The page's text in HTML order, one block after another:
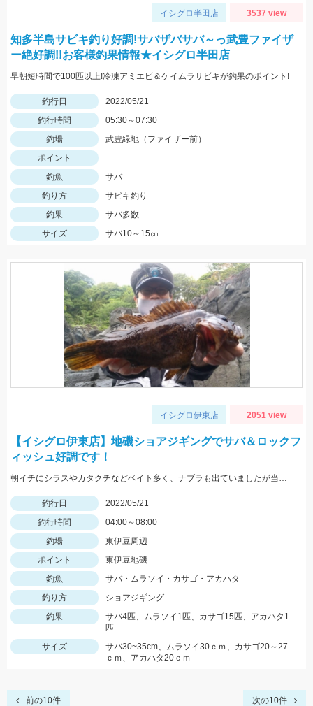
イシグロ半田店 3537 view
知多半島サビキ釣り好調!サバザバサバ～っ武豊ファイザ
ー絶好調!!お客様釣果情報★イシグロ半田店
早朝短時間で100匹以上!冷凍アミエビ＆ケイムラサビキが釣果のポイント!
釣行日
2022/05/21
釣行時間
05:30～07:30
釣場
武豊緑地（ファイザー前）
ポイント
釣魚
サバ
釣り方
サビキ釣り
釣果
サバ多数
サイズ
サバ10～15㎝
イシグロ伊東店 2051 view
【イシグロ伊東店】地磯ショアジギングでサバ＆ロックフ
ィッシュ好調です！
朝イチにシラスやカタクチなどベイト多く、ナブラも出ていましたが当たってきたのはサバでした。
釣行日
2022/05/21
釣行時間
04:00～08:00
釣場
東伊豆周辺
ポイント
東伊豆地磯
釣魚
サバ・ムラソイ・カサゴ・アカハタ
釣り方
ショアジギング
釣果
サバ4匹、ムラソイ1匹、カサゴ15匹、アカハタ1
匹
サイズ
サバ30~35cm、ムラソイ30ｃｍ、カサゴ20～27
ｃｍ、アカハタ20ｃｍ
前の10件 次の10件